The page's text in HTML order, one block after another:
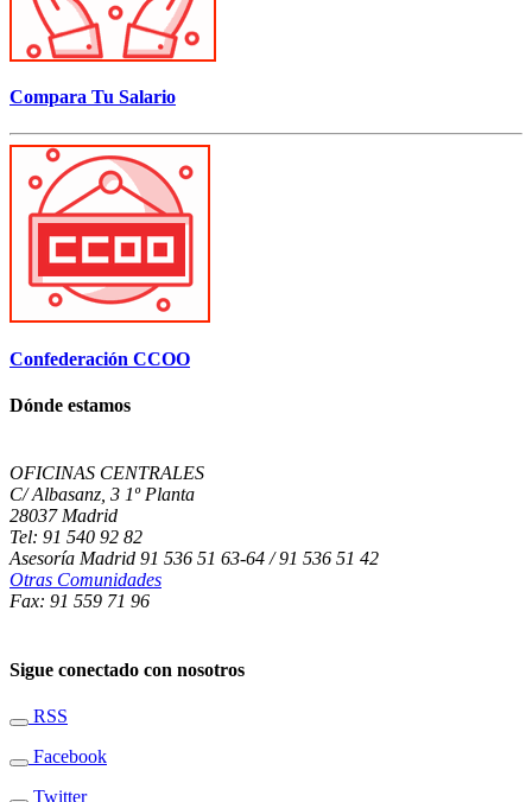
Compara Tu Salario
Confederación CCOO
Dónde estamos
OFICINAS CENTRALES
C/ Albasanz, 3 1º Planta
28037 Madrid
Tel: 91 540 92 82
Asesoría Madrid 91 536 51 63-64 / 91 536 51 42
Otras Comunidades
Fax: 91 559 71 96
Sigue conectado con nosotros
RSS
Facebook
Twitter